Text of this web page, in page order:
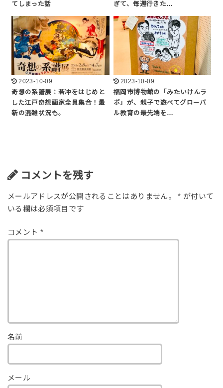
てしまった話
ぎて、毎週行きた…
2023-10-09
奇想の系譜展：若冲をはじめと
した江戸奇想画家全員集合！最
新の混雑状況も。
2023-10-09
福岡市博物館の「みたいけんラ
ボ」が、親子で遊べてグローバ
ル教育の最先端を…
コメントを残す
メールアドレスが公開されることはありません。 * が付いて
いる欄は必須項目です
コメント *
名前
メール